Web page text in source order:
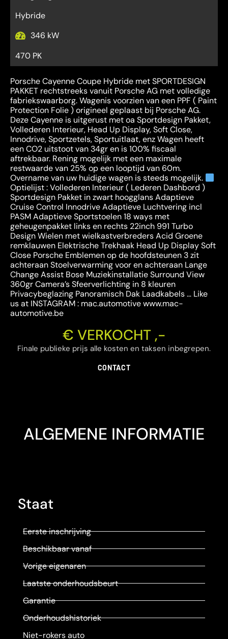
Hybride
346 kW
470 PK
Porsche Cayenne Coupe Hybride met SPORTDESIGN
PAKKET rechtstreeks vanuit Porsche AG met volledige
fabriekswaarborg. Wagenis voorzien van een PPF ( Paint
Protection Folie ) origineel geplaast bij Porsche AG.
Deze Cayenne is uitgerust met oa Sportdesign Pakket,
Vollederen Interieur, Head Up Display, Soft Close,
Innodrive, Sportzetels, Sportuitlaat, enz Wagen heeft
een CO2 uitstoot van 34gr en is 100% fiscaal
aftrekbaar. Rening mogelijk met een maximale
restwaarde van 25% op een looptijd van 60m.
Overname van uw huidige wagen is steeds mogelijk.
Optielijst : Vollederen Interieur ( Lederen Dashbord )
Sportdesign Pakket in zwart hoogglans Adaptieve
Cruise Control Innodrive Adaptieve Luchtvering incl
PASM Adaptieve Sportstoelen 18 ways met
geheugenpakket links en rechts 22inch 991 Turbo
Design Wielen met wielkastverbreders Acid Groene
remklauwen Elektrische Trekhaak Head Up Display Soft
Close Porsche Emblemen op de hoofdsteunen 3 zit
achteraan Stoelverwarming voor en achteraan Lange
Change Assist Bose Muziekinstallatie Surround View
360gr Camera’s Sfeerverlichting in 8 kleuren
Privacybeglazing Panoramisch Dak Laadkabels … Like
us at INSTAGRAM : mac.automotive www.mac-
automotive.be
€ VERKOCHT ,-
Finale publieke prijs alle kosten en taksen inbegrepen.
CONTACT
ALGEMENE INFORMATIE
Staat
Eerste inschrijving
Beschikbaar vanaf
Vorige eigenaren
Laatste onderhoudsbeurt
Garantie
Onderhoudshistoriek
Niet-rokers auto